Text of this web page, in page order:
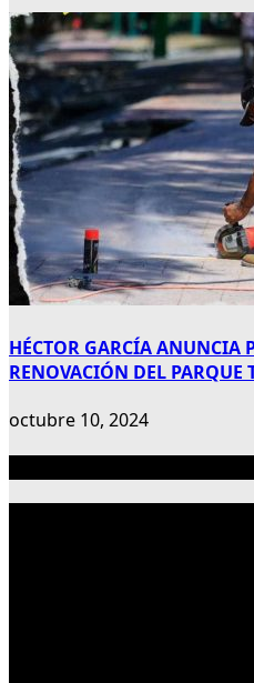
HÉCTOR GARCÍA ANUNCIA
RENOVACIÓN DEL PARQUE
octubre 10, 2024